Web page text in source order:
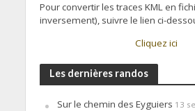
Pour convertir les traces KML en
inversement), suivre le lien ci-
Cliquez ici
Les dernières randos
Sur le chemin des Eyguiers 13